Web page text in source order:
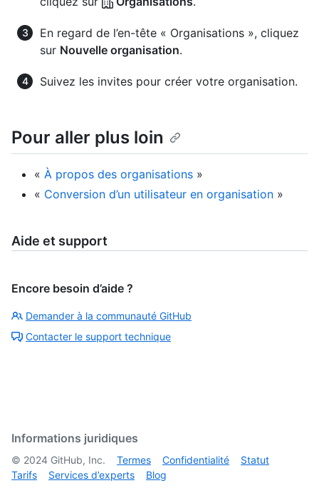
En regard de l’en-tête « Organisations », cliquez
sur Nouvelle organisation.
Suivez les invites pour créer votre organisation.
Pour aller plus loin
« À propos des organisations »
« Conversion d’un utilisateur en organisation »
Aide et support
Encore besoin d’aide ?
Demander à la communauté GitHub
Contacter le support technique
Informations juridiques
© 2024 GitHub, Inc. Termes Confidentialité
Statut
Tarifs
Services d’experts Blog